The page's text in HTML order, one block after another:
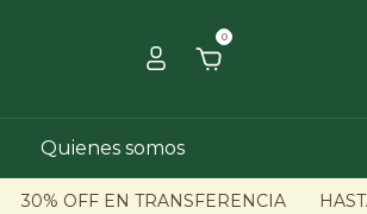
0
Quienes somos
30% OFF EN TRANSFERENCIA